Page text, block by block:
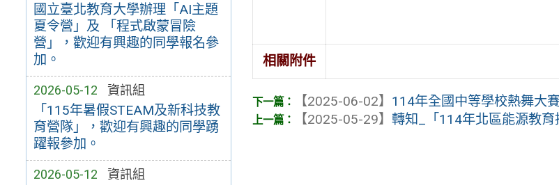
國立臺北教育大學辦理「AI主題
夏令營」及 「程式啟蒙冒險
營」，歡迎有興趣的同學報名參
加。
2026-05-12 資訊組
「115年暑假STEAM及新科技教
育營隊」，歡迎有興趣的同學踴
躍報參加。
2026-05-12 資訊組
相關附件
【2025-06-02】 114年全國中等學校熱舞大
【2025-05-29】轉知_「114年北區能源教